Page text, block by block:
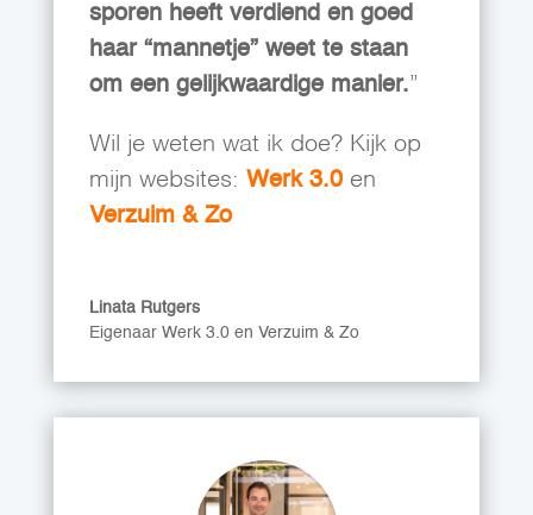
sporen heeft verdiend en goed
haar “mannetje” weet te staan
om een gelijkwaardige manier.”
Wil je weten wat ik doe? Kijk op
mijn websites: Werk 3.0en
Verzuim & Zo
Linata Rutgers
Eigenaar Werk 3.0 en Verzuim & Zo